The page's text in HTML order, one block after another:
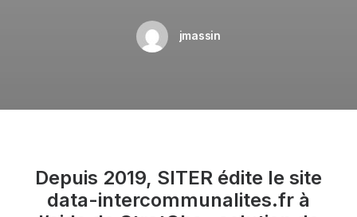
jmassin
Depuis 2019, SITER édite le site
data-intercommunalites.fr à